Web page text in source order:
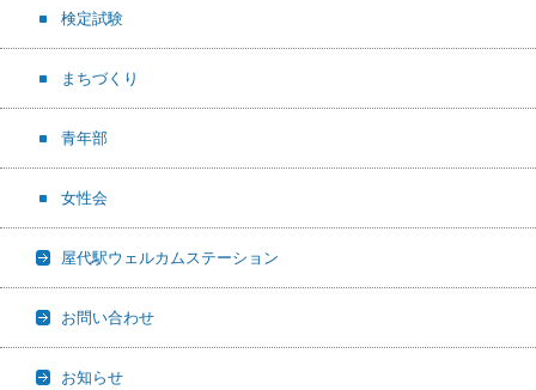
検定試験
まちづくり
青年部
女性会
屋代駅ウェルカムステーション
お問い合わせ
お知らせ